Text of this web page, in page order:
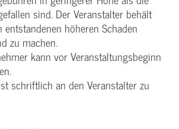
sind. Der Veranstalter behält
entstandenen höheren Schaden
zu machen.
kann vor Veranstaltungsbeginn
schriftlich an den Veranstalter zu